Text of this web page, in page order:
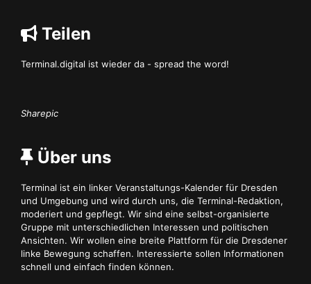
Teilen
Terminal.digital ist wieder da - spread the word!
Sharepic
Über uns
Terminal ist ein linker Veranstaltungs-Kalender für Dresden
und Umgebung und wird durch uns, die Terminal-Redaktion,
moderiert und gepflegt. Wir sind eine selbst-organisierte
Gruppe mit unterschiedlichen Interessen und politischen
Ansichten. Wir wollen eine breite Plattform für die Dresdener
linke Bewegung schaffen. Interessierte sollen Informationen
schnell und einfach finden können.